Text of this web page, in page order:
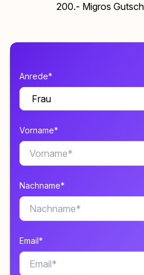
200.- Migros
Anrede*
Vorname*
Nachname*
Email*